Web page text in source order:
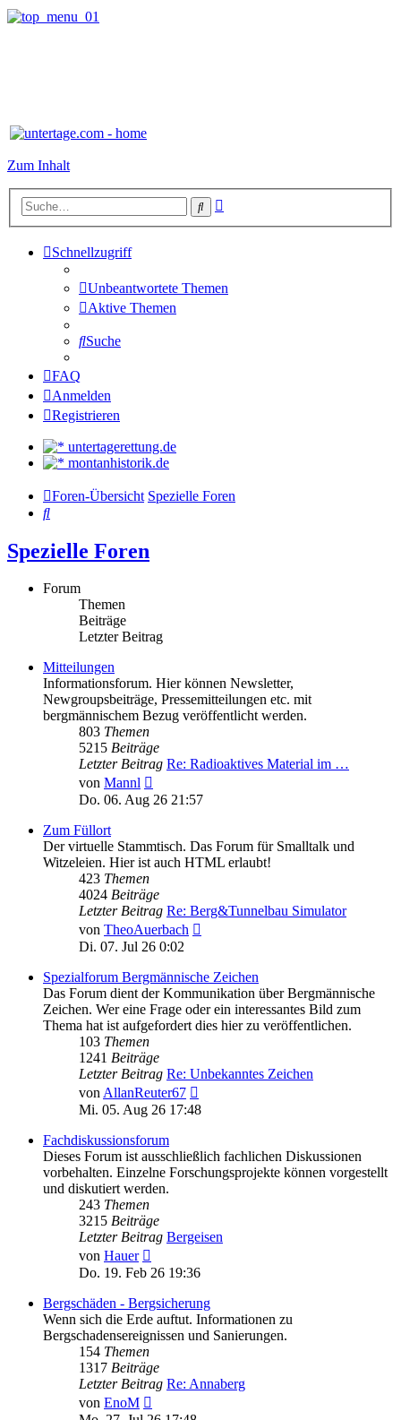
Zum Inhalt
Suche
Schnellzugriff
Unbeantwortete Themen
Aktive Themen
Suche
FAQ
Anmelden
Registrieren
untertagerettung.de
montanhistorik.de
Foren-Übersicht Spezielle Foren
Suche
Spezielle Foren
Forum
Themen
Beiträge
Letzter Beitrag
Mitteilungen
Informationsforum. Hier können Newsletter,
Newgroupsbeiträge, Pressemitteilungen etc. mit
bergmännischem Bezug veröffentlicht werden.
803 Themen
5215 Beiträge
Letzter Beitrag Re: Radioaktives Material im …
von Mannl
Beitrag
Do. 06. Aug 26 21:57
Zum Füllort
Der virtuelle Stammtisch. Das Forum für Smalltalk und
Witzeleien. Hier ist auch HTML erlaubt!
423 Themen
4024 Beiträge
Letzter Beitrag Re: Berg&Tunnelbau Simulator
von TheoAuerbach
Di. 07. Jul 26 0:02
Spezialforum Bergmännische Zeichen
Das Forum dient der Kommunikation über Bergmännische
Zeichen. Wer eine Frage oder ein interessantes Bild zum
Thema hat ist aufgefordert dies hier zu veröffentlichen.
103 Themen
1241 Beiträge
Letzter Beitrag Re: Unbekanntes Zeichen
vonAllanReuter67
Beitrag
Mi. 05. Aug 26 17:48
Fachdiskussionsforum
Dieses Forum ist ausschließlich fachlichen Diskussionen
vorbehalten. Einzelne Forschungsprojekte können vorgestellt
und diskutiert werden.
243 Themen
3215 Beiträge
Letzter Beitrag Bergeisen
von Hauer
Beitrag
Do. 19. Feb 26 19:36
Bergschäden - Bergsicherung
Wenn sich die Erde auftut. Informationen zu
Bergschadensereignissen und Sanierungen.
154 Themen
1317 Beiträge
Letzter Beitrag Re: Annaberg
von EnoM
Beitrag